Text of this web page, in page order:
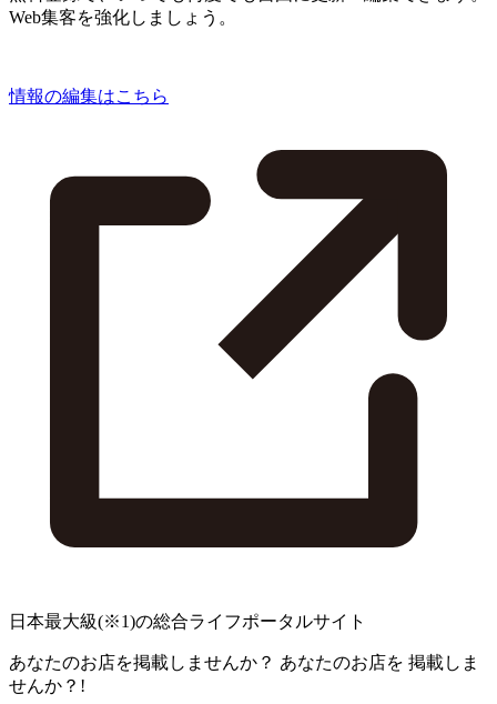
Web集客を強化しましょう。
情報の編集はこちら
日本最大級(※1)の総合ライフポータルサイト
あなたのお店を掲載しませんか？ あなたのお店を 掲載しま
せんか？!